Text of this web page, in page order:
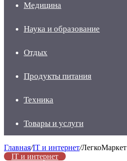
Медицина
Наука и образование
Отдых
Продукты питания
Техника
Товары и услуги
Главная/IT и интернет/
IT и интернет